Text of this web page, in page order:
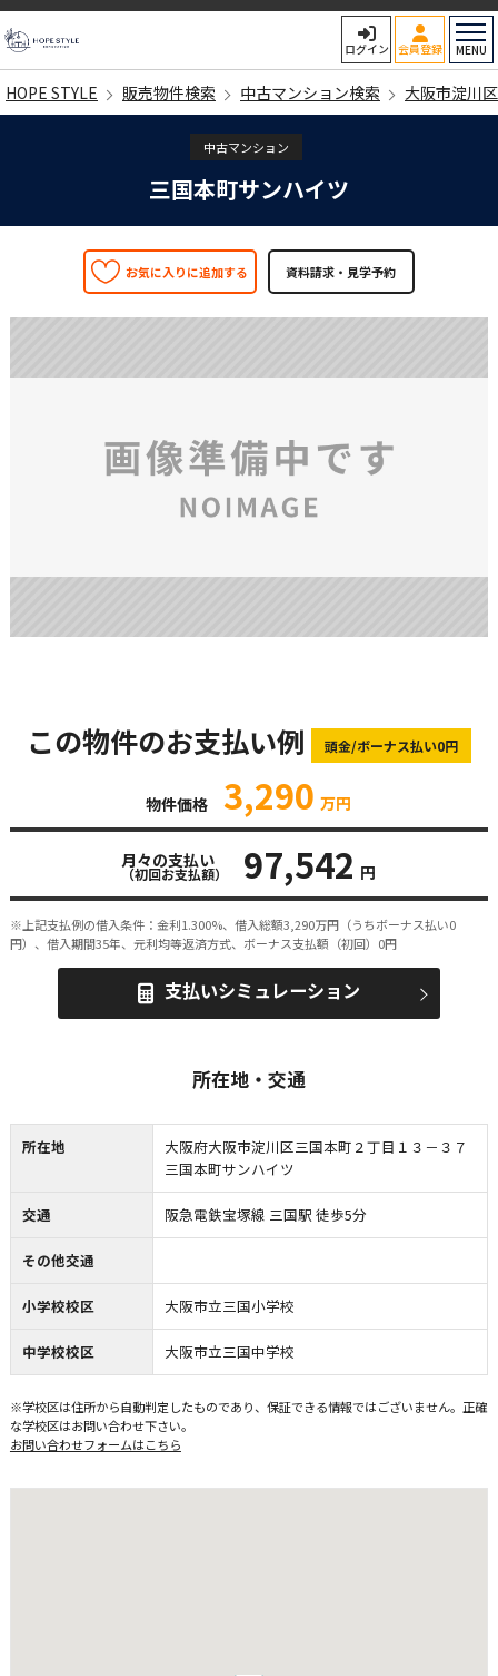
ログイン 会員登録 MENU
HOPE STYLE 販売物件検索 中古マンション検索 大阪市淀川
中古マンション
三国本町サンハイツ
お気に入りに追加する
この物件のお支払い例 頭金/ボーナス払い0円
物件価格 3,290 万円
月々の支払い
（初回お支払額） 97,542 円
※上記支払例の借入条件：金利1.300%、借入総額3,290万円（うちボーナス払い0
円）、借入期間35年、元利均等返済方式、ボーナス支払額（初回）0円
支払いシミュレーション
所在地・交通
所在地
大阪府大阪市淀川区三国本町２丁目１３－３７
三国本町サンハイツ
交通 阪急電鉄宝塚線 三国駅 徒歩5分
その他交通
小学校校区 大阪市立三国小学校
中学校校区 大阪市立三国中学校
※学校区は住所から自動判定したものであり、保証できる情報ではございません。正確
な学校区はお問い合わせ下さい。
お問い合わせフォームはこちら